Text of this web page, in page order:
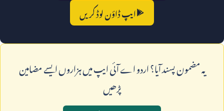
ایپ ڈاؤن لوڈ کریں
يہ مضمون پسند آيا؟ اردو اے آئی ايپ ميں ہزاروں ايسے مضامين
پڑھيں